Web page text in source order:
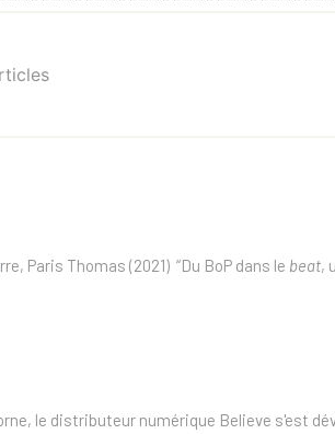
Paris Thomas (2021) “Du BoP dans le beat,
le distributeur numérique Believe s'est